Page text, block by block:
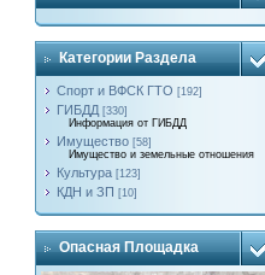
Категории Раздела
Спорт и ВФСК ГТО [192]
ГИБДД [330]
Информация от ГИБДД
Имущество [58]
Имущество и земельные отношения
Культура [123]
КДН и ЗП [10]
Опасная Площадка